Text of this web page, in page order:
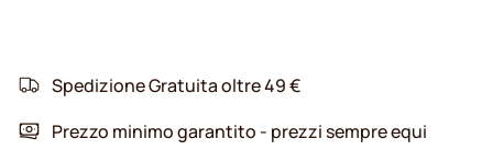
Spedizione Gratuita oltre 49 €
Prezzo minimo garantito - prezzi sempre equi